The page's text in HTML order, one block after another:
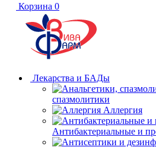
Корзина 0
Лекарства и БАДы
спазмолитики
Аллергия
Антибактериальные и